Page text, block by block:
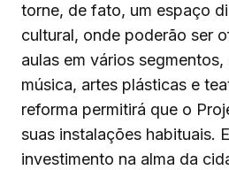
torne, de fato, um espaço
cultural, onde poderão ser
aulas em vários
música, artes plásticas e
reforma permitirá que o
suas instalações habituais.
investimento na alma da